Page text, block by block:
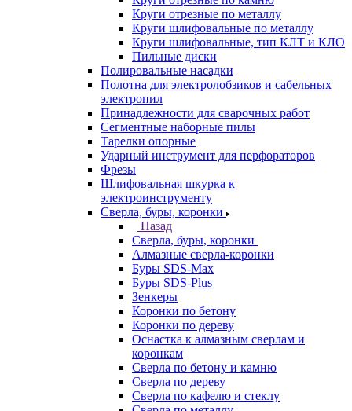
Круги отрезные по металлу
Круги шлифовальные по металлу
Круги шлифовальные, тип КЛТ и КЛО
Пильные диски
Полировальные насадки
Полотна для электролобзиков и сабельных
электропил
Принадлежности для сварочных работ
Сегментные наборные пилы
Тарелки опорные
Ударный инструмент для перфораторов
Фрезы
Шлифовальная шкурка к
электроинструменту
Сверла, буры, коронки
Назад
Сверла, буры, коронки
Алмазные сверла-коронки
Буры SDS-Max
Буры SDS-Plus
Зенкеры
Коронки по бетону
Коронки по дереву
Оснастка к алмазным сверлам и
коронкам
Сверла по бетону и камню
Сверла по дереву
Сверла по кафелю и стеклу